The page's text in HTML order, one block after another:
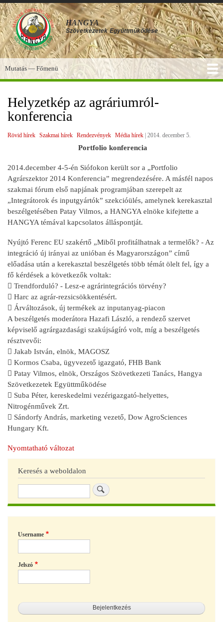
Ugrás
a
tartalomra
HANGYA
Szövetkezetek Együttműködése
Főmenü
Mutatás — Főmenü
Helyzetkép az agráriumról-
konferencia
Rövid hírek Szakmai hírek Rendezvények Média hírek 2014. december 5.
Portfolio konferencia
2014.december 4-5-én Siófokon került sor a „Portfolio
Agrárszektor 2014 Konferencia” megrendezésére. A másfél napos
szakmai fórum első napjának programjában szerepelt az
„Integrátorok és inputgyártók” szekcióülés, amelynek kerekasztal
beszélgetésében Patay Vilmos, a HANGYA elnöke kifejtette a
HANGYA témával kapcsolatos álláspontját.
Nyújtó Ferenc EU szakértő „Miből profitálhatnak a termelők? - Az
integráció új irányai az unióban és Magyarországon” című
előadása után a kerekasztal beszélgetés több témát ölelt fel, így a
fő kérdések a következők voltak:
 Trendforduló? - Lesz-e agrárintegrációs törvény?
 Harc az agrár-rezsicsökkentésért.
 Árváltozások, új termékek az inputanyag-piacon
A beszélgetés moderátora Hazafi László, a rendező szervet
képviselő agrárgazdasági szakújságíró volt, míg a beszélgetés
résztvevői:
 Jakab István, elnök, MAGOSZ
 Kormos Csaba, ügyvezető igazgató, FHB Bank
 Patay Vilmos, elnök, Országos Szövetkezeti Tanács, Hangya
Szövetkezetek Együttműködése
 Suba Péter, kereskedelmi vezérigazgató-helyettes,
Nitrogénművek Zrt.
 Sándorfy András, marketing vezető, Dow AgroSciences
Hungary Kft.
Nyomtatható változat
Keresés a weboldalon
Username
Jelszó